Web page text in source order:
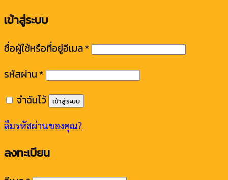
เข้าสู่ระบบ
ชื่อผู้ใช้หรือที่อยู่อีเมล*
รหัสผ่าน*
จำฉันไว้ เข้าสู่ระบบ
ลืมรหัสผ่านของคุณ?
ลงทะเบียน